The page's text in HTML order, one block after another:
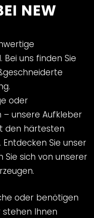
NEW
uns finden Sie
oder
– unsere Aufkleber
den härtesten
Sie unser
sich von unserer
oder benötigen
stehen Ihnen